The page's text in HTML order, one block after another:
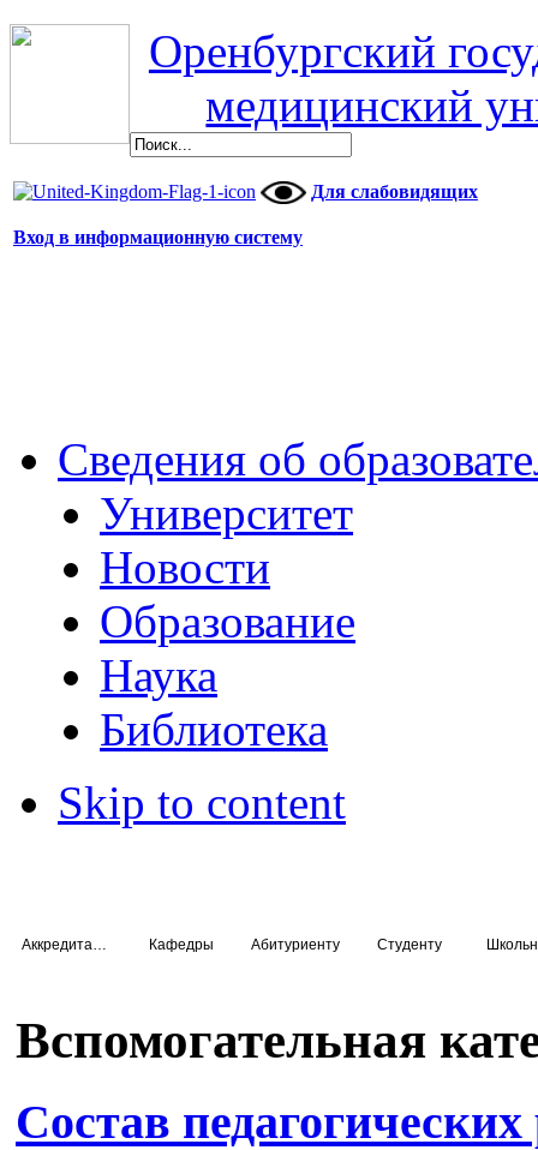
Оренбургский
медицинский
Для слабовидящих
Вход в информационную систему
Сведения об
Университет
Новости
Образование
Наука
Библиотека
Skip to content
Кафедры Абитуриенту Студенту
Вспомогательная
Состав